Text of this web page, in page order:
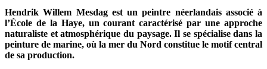
Hendrik Willem Mesdag est un peintre néerlandais associé à
l’École de la Haye, un courant caractérisé par une approche
naturaliste et atmosphérique du paysage. Il se spécialise dans la
peinture de marine, où la mer du Nord constitue le motif central
de sa production.